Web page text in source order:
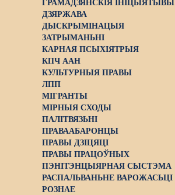
ГРАМАДЗЯНСКІЯ ІНІЦЫЯТЫВЫ
ДЗЯРЖАВА
ДЫСКРЫМІНАЦЫЯ
ЗАТРЫМАНЬНІ
КАРНАЯ ПСЫХІЯТРЫЯ
КПЧ ААН
КУЛЬТУРНЫЯ ПРАВЫ
ЛПП
МІГРАНТЫ
МІРНЫЯ СХОДЫ
ПАЛІТВЯЗЬНІ
ПРАВААБАРОНЦЫ
ПРАВЫ ДЗІЦЯЦІ
ПРАВЫ ПРАЦОЎНЫХ
ПЭНІТЭНЦЫЯРНАЯ СЫСТЭМА
РАСПАЛЬВАНЬНЕ ВАРОЖАСЬЦІ
РОЗНАЕ